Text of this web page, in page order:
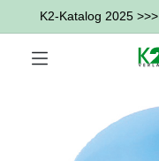
K2-Katalog 2025 >>>